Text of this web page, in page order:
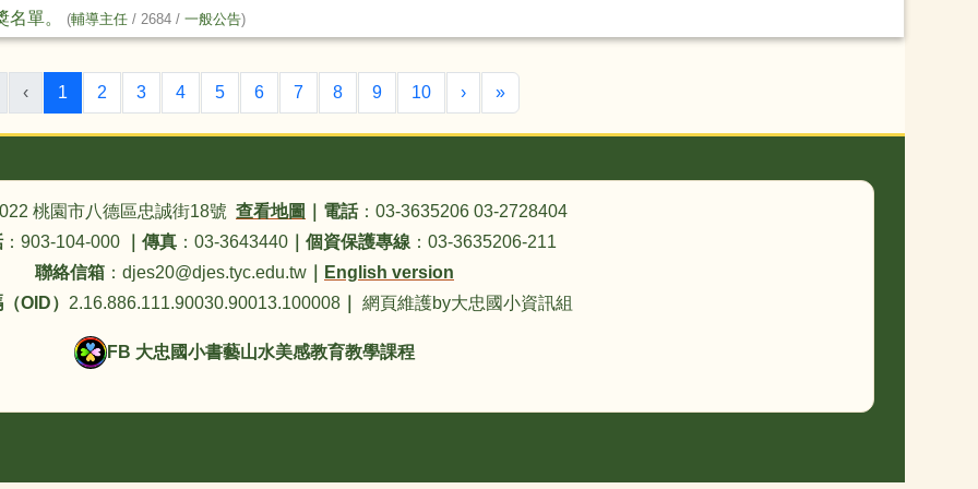
單。 (輔導主任 / 2684 /一般公告)
‹ 1 (目前頁次)
2 3 4 5 6 7 8 9 10 ›下一頁
»最後頁
桃園市八德區忠誠街18號 查看地圖 電話：03-3635206 03-2728404
：903-104-000 傳真：03-3643440｜ 個資保護專線：03-3635206-211
聯絡信箱 ：djes20@djes.tyc.edu.tw
English version
OID） 2.16.886.111.90030.90013.100008 網頁維護by大忠國小資訊組
FB 大忠國小書藝山水美感教育教學課程